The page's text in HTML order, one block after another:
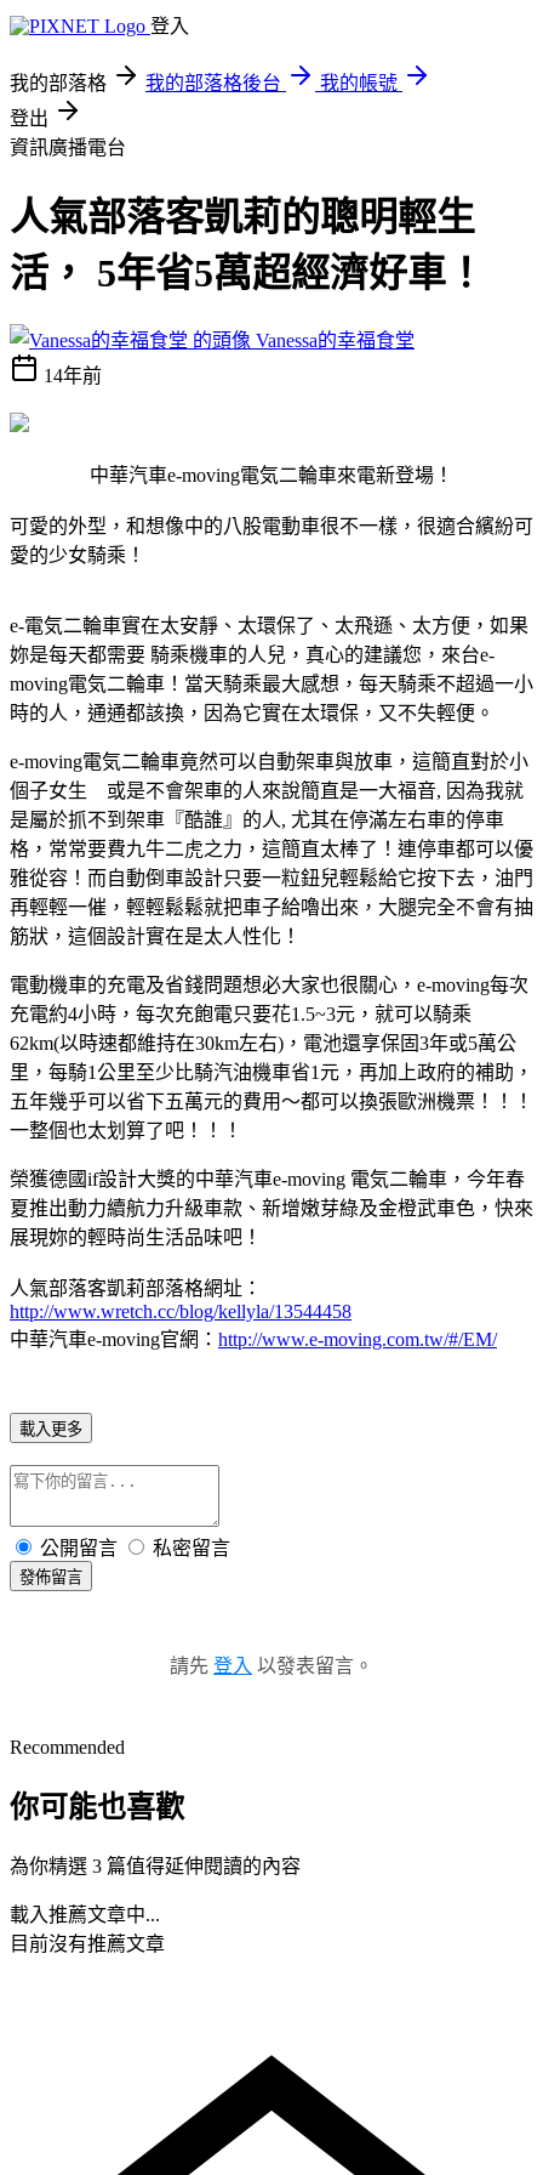
登入
我的部落格 我的部落格後台
我的帳號
登出
資訊廣播電台
人氣部落客凱莉的聰明輕生
活， 5年省5萬超經濟好車！
Vanessa的幸福食堂
14年前
中華汽車e-moving電気二輪車來電新登場！
可愛的外型，和想像中的八股電動車很不一樣，很適合繽紛可
愛的少女騎乘！
e-電気二輪車實在太安靜、太環保了、太飛遜、太方便，如果
妳是每天都需要 騎乘機車的人兒，真心的建議您，來台e-
moving電気二輪車！當天騎乘最大感想，每天騎乘不超過一小
時的人，通通都該換，因為它實在太環保，又不失輕便。
e-moving電気二輪車竟然可以自動架車與放車，這簡直對於小
個子女生 或是不會架車的人來說簡直是一大福音, 因為我就
是屬於抓不到架車『酷誰』的人, 尤其在停滿左右車的停車
格，常常要費九牛二虎之力，這簡直太棒了！連停車都可以優
雅從容！而自動倒車設計只要一粒鈕兒輕鬆給它按下去，油門
再輕輕一催，輕輕鬆鬆就把車子給嚕出來，大腿完全不會有抽
筋狀，這個設計實在是太人性化！
電動機車的充電及省錢問題想必大家也很關心，e-moving每次
充電約4小時，每次充飽電只要花1.5~3元，就可以騎乘
62km(以時速都維持在30km左右)，電池還享保固3年或5萬公
里，每騎1公里至少比騎汽油機車省1元，再加上政府的補助，
五年幾乎可以省下五萬元的費用～都可以換張歐洲機票！！！
一整個也太划算了吧！！！
榮獲德國if設計大獎的中華汽車e-moving 電気二輪車，今年春
夏推出動力續航力升級車款、新增嫩芽綠及金橙武車色，快來
展現妳的輕時尚生活品味吧！
人氣部落客凱莉部落格網址 ：
http://www.wretch.cc/blog/kellyla/13544458
中華汽車e-moving官網 ： http://www.e-moving.com.tw/#/EM/
載入更多
公開留言 私密留言
發佈留言
請先 登入 以發表留言。
Recommended
你可能也喜歡
為你精選 3 篇值得延伸閱讀的內容
載入推薦文章中...
目前沒有推薦文章